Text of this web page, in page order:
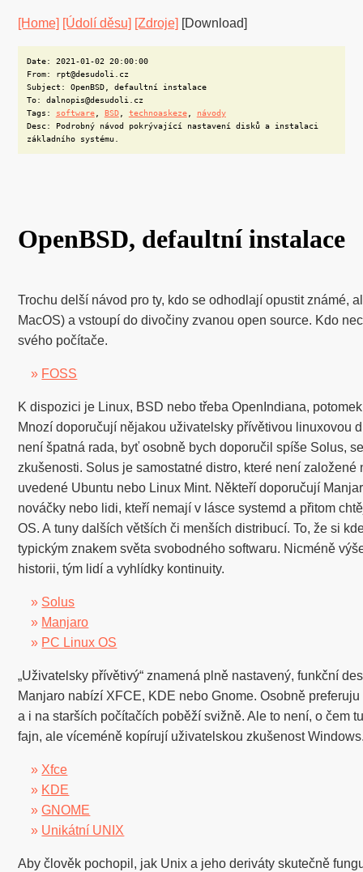
[Home] [Údolí děsu] [Zdroje] [Download]
Date: 2021-01-02 20:00:00
From: rpt@desudoli.cz
Subject: OpenBSD, defaultní instalace
To: dalnopis@desudoli.cz
Tags:
software, BSD, technoaskeze,
návody
Desc: Podrobný návod pokrývající nastavení disků a instalaci
základního systému.
OpenBSD, defaultní instalace
Trochu delší návod pro ty, kdo se odhodlají opustit známé,
MacOS) a vstoupí do divočiny zvanou open source. Kdo
svého počítače.
» FOSS
K dispozici je Linux, BSD nebo třeba OpenIndiana,
Mnozí doporučují nějakou uživatelsky přívětivou linuxovou
není špatná rada, byť osobně bych doporučil spíše Solus,
zkušenosti. Solus je samostatné distro, které není
uvedené Ubuntu nebo Linux Mint. Někteří doporučují
nováčky nebo lidi, kteří nemají v lásce systemd a přitom
OS. A tuny dalších větších či menších distribucí. To, že si
typickým znakem světa svobodného softwaru. Nicméně
historii, tým lidí a vyhlídky kontinuity.
» Solus
» Manjaro
» PC Linux OS
„Uživatelsky přívětivý“ znamená plně nastavený, funkční
Manjaro nabízí XFCE, KDE nebo Gnome. Osobně
a i na starších počítačích poběží svižně. Ale to není, o čem
fajn, ale víceméně kopírují uživatelskou zkušenost
» Xfce
» KDE
»GNOME
» Unikátní UNIX
Aby člověk pochopil, jak Unix a jeho deriváty skutečně